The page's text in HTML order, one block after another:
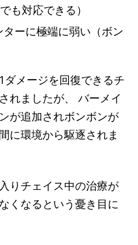
も対応できる）
ーに極端に弱い（ボン
メージを回復できるチ
れましたが、 バーメイ
が追加されボンボンが
に環境から駆逐されま
りチェイス中の治療が
くなるという憂き目に